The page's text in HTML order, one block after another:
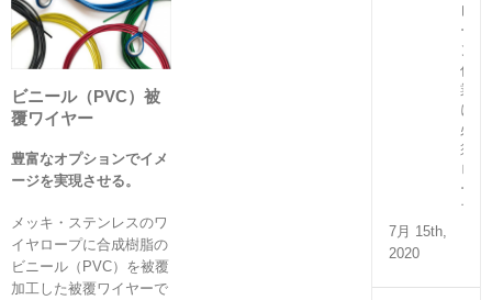
ビニール（PVC）被
覆ワイヤー
豊富なオプションでイメ
ージを実現させる。
メッキ・ステンレスのワ
イヤロープに合成樹脂の
ビニール（PVC）を被覆
加工した被覆ワイヤーで
レ
ー
ン
作
業
に
必
須
ロ
ー
プ
7月 15th,
2020